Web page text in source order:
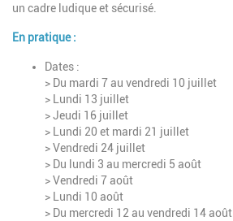
un cadre ludique et sécurisé.
En pratique :
Dates :
> Du mardi 7 au vendredi 10 juillet
> Lundi 13 juillet
> Jeudi 16 juillet
> Lundi 20 et mardi 21 juillet
> Vendredi 24 juillet
> Du lundi 3 au mercredi 5 août
> Vendredi 7 août
> Lundi 10 août
> Du mercredi 12 au vendredi 14 août